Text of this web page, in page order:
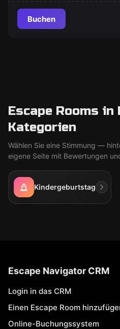
Buchen
Escape Rooms in
Kategorien
Wählen Sie eine Stimmung —
eigene Seite mit Bewertungen
Kindergeburtstag
Escape Navigator CRM
Login in das CRM
Einen Escape Room
Online-Buchungssystem